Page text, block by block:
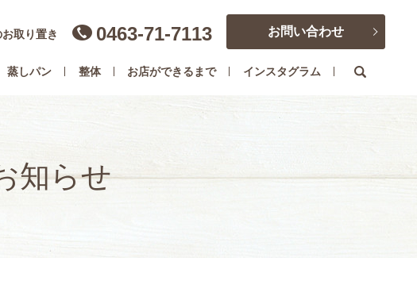
取り置き 0463-71-7113 お問い合わせ
蒸しパン 整体 お店ができるまで インスタグラム
知らせ